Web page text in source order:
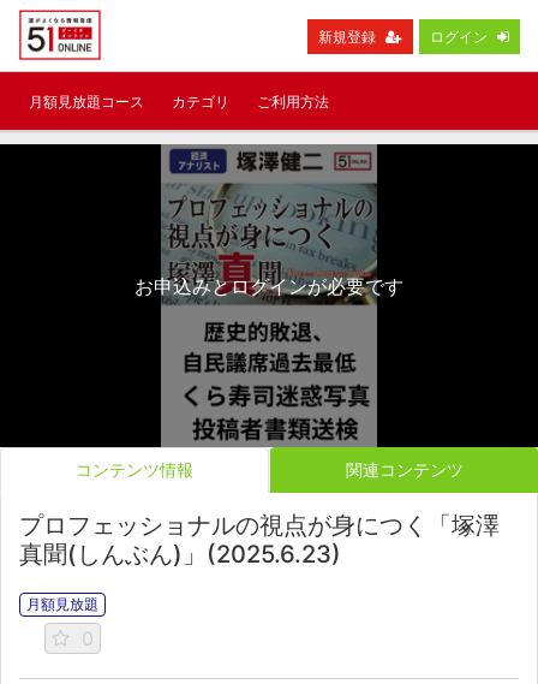
新規登録 ログイン
月額見放題コース カテゴリ ご利用方法
お申込みとログインが必要です
コンテンツ情報 関連コンテンツ
プロフェッショナルの視点が身につく「塚澤
真聞(しんぶん)」(2025.6.23)
月額見放題
0